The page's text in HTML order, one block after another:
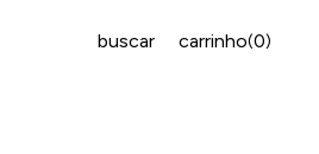
buscar carrinho(0)